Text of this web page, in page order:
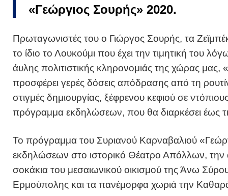
«Γεώργιος Σουρής» 2020.
Πρωταγωνιστές του ο Γιώργος Σουρής, τα
το ίδιο το Λουκούμι που έχει την τιμητική του
άυλης πολιτιστικής κληρονομιάς της χώρας
προσφέρει γερές δόσεις απόδρασης από τη
στιγμές δημιουργίας, ξέφρενου κεφιού σε
πρόγραμμα εκδηλώσεων, που θα διαρκέσει έως
Το πρόγραμμα του Συριανού Καρναβαλιού
εκδηλώσεων στο ιστορικό Θέατρο Απόλλων,
σοκάκια του μεσαιωνικού οικισμού της Άνω
Ερμούπολης και τα πανέμορφα χωριά την